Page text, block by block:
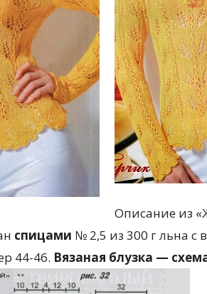
Описание из
спицами № 2,5 из 300 г льна с
44-46. Вязаная блузка —